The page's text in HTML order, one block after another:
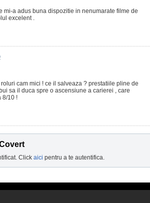
mi-a adus buna dispozitie in nenumarate filme de
excelent .
cam mici ! ce il salveaza ? prestatiile pline de
sa il duca spre o ascensiune a carierei , care
8/10 !
Click aici pentru a te autentifica.